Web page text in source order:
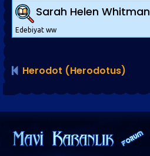
Sarah Helen Whitman
Edebiyat ww
Herodot (Herodotus)